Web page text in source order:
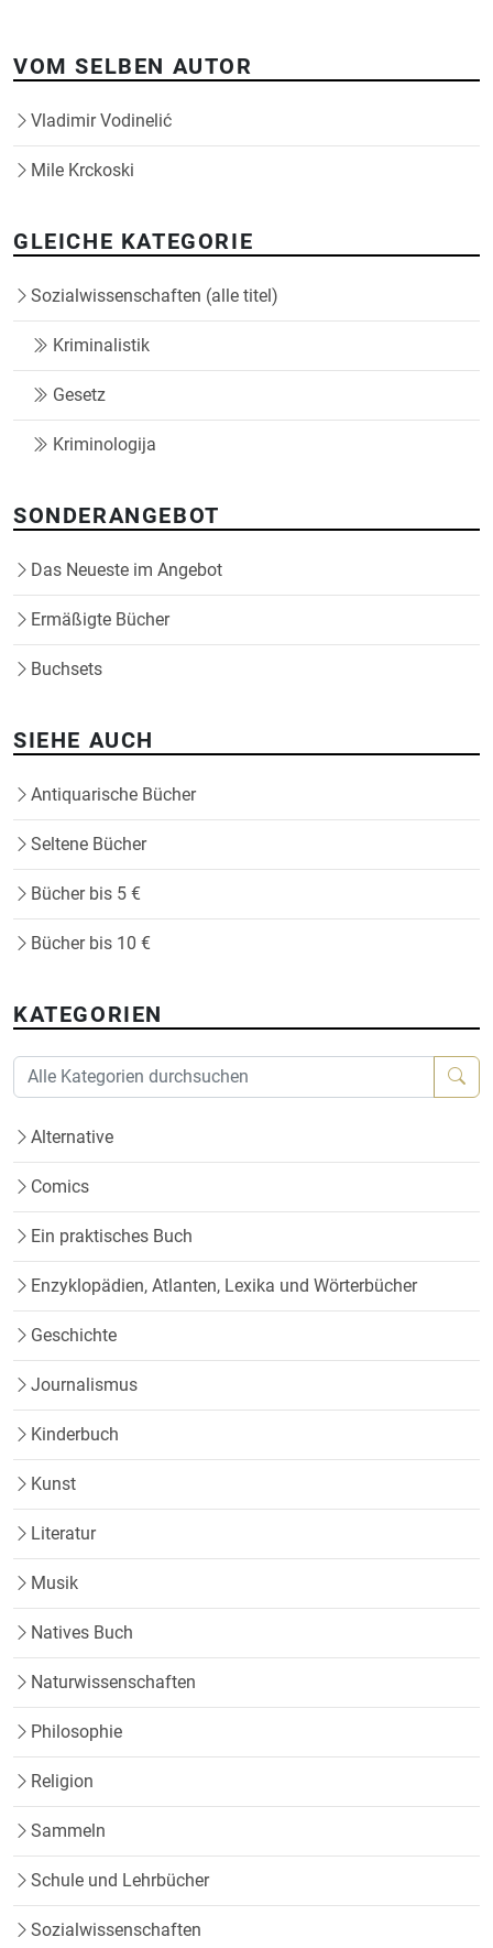
VOM SELBEN AUTOR
Vladimir Vodinelić
Mile Krckoski
GLEICHE KATEGORIE
Sozialwissenschaften (alle titel)
Kriminalistik
Gesetz
Kriminologija
SONDERANGEBOT
Das Neueste im Angebot
Ermäßigte Bücher
Buchsets
SIEHE AUCH
Antiquarische Bücher
Seltene Bücher
Bücher bis 5 €
Bücher bis 10 €
KATEGORIEN
Alternative
Comics
Ein praktisches Buch
Enzyklopädien, Atlanten, Lexika und Wörterbücher
Geschichte
Journalismus
Kinderbuch
Kunst
Literatur
Musik
Natives Buch
Naturwissenschaften
Philosophie
Religion
Sammeln
Schule und Lehrbücher
Sozialwissenschaften